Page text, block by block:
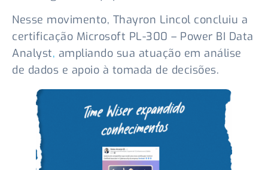
Nesse movimento, Thayron Lincol concluiu a
certificação Microsoft PL-300 – Power BI Data
Analyst, ampliando sua atuação em análise
de dados e apoio à tomada de decisões.